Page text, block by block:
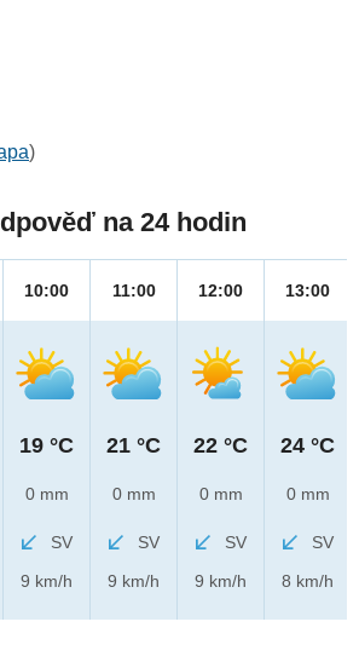
)
na 24 hodin
10:00
19 °C
0 mm
SV
9 km/h
11:00
21 °C
0 mm
SV
9 km/h
12:00
22 °C
0 mm
SV
9 km/h
13:00
24 °C
0 mm
SV
8 km/h